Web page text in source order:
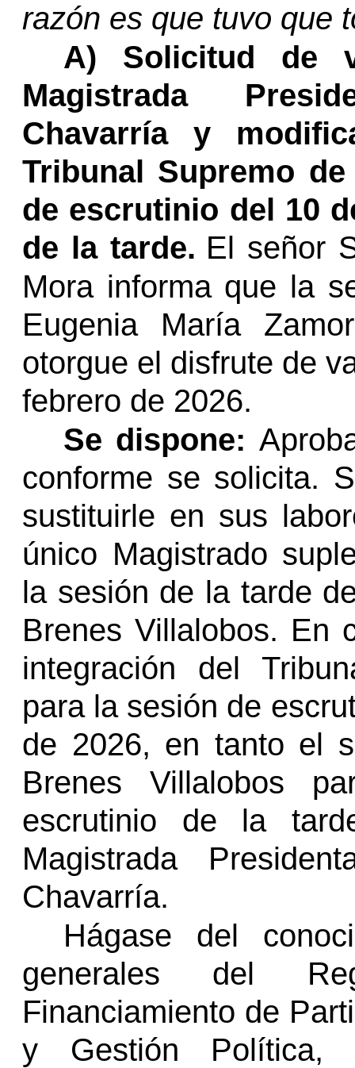
razón es que tuvo que
A) Solicitud de
Magistrada
Chavarría y
Tribunal Supremo
de escrutinio del 10
de la tarde. El señor
Mora informa que la
Eugenia María
otorgue el disfrute de
febrero de 2026.
Se dispone:
conforme se solicita.
sustituirle en sus
único Magistrado
la sesión de la tarde
Brenes Villalobos. En
integración del
para la sesión de
de 2026, en tanto el
Brenes Villalobos
escrutinio de la
Magistrada
Chavarría.
Hágase del
generales del
Financiamiento de
y Gestión Política,